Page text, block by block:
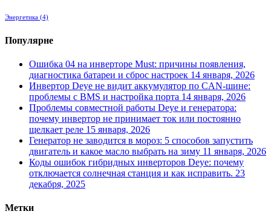
Энергетика (4)
Популярне
Ошибка 04 на инверторе Must: причины появления,
диагностика батареи и сброс настроек 14 января, 2026
Инвертор Deye не видит аккумулятор по CAN-шине:
проблемы с BMS и настройка порта 14 января, 2026
Проблемы совместной работы Deye и генератора:
почему инвертор не принимает ток или постоянно
щелкает реле 15 января, 2026
Генератор не заводится в мороз: 5 способов запустить
двигатель и какое масло выбрать на зиму 11 января, 2026
Коды ошибок гибридных инверторов Deye: почему
отключается солнечная станция и как исправить. 23
декабря, 2025
Метки